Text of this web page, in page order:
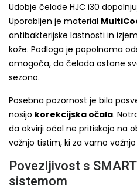
Udobje čelade HJC i30
Uporabljen je material
antibakterijske lastnosti in
kože. Podloga je popolnoma
omogoča, da čelada ostane
sezono.
Posebna pozornost je bila
nosijo korekcijska očala.
da okvirji očal ne pritiskajo na
vožnjo tistim, ki za varno
Povezljivost s
sistemom